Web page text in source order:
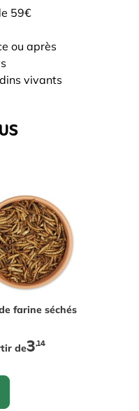
59€
ou après
vivants
options chosen on the
farine séchés
depends on the
de3,14